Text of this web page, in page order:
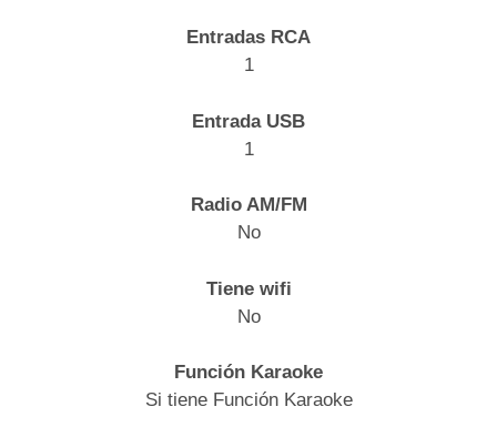
Entradas RCA
1
Entrada USB
1
Radio AM/FM
No
Tiene wifi
No
Función Karaoke
Si tiene Función Karaoke